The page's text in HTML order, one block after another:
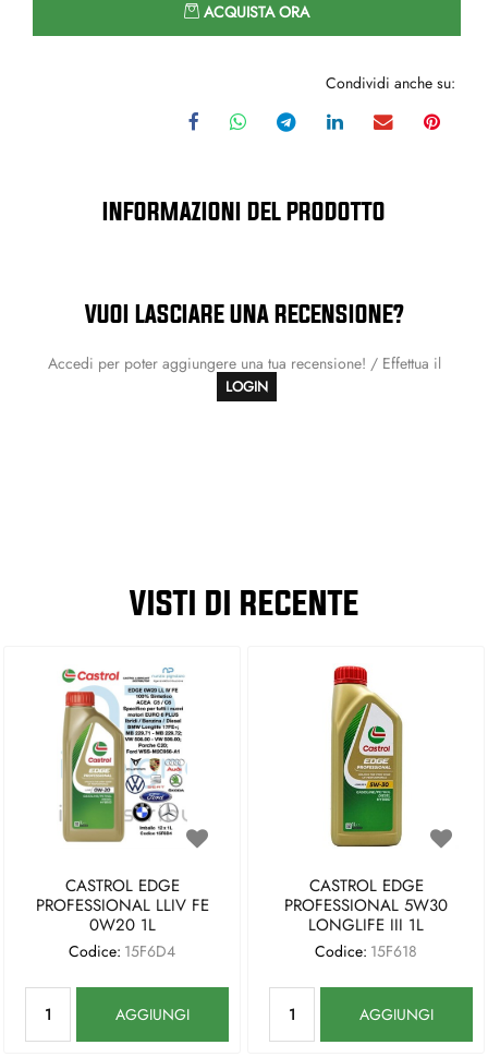
ACQUISTA ORA
Condividi anche su:
INFORMAZIONI DEL PRODOTTO
VUOI LASCIARE UNA RECENSIONE?
Accedi per poter aggiungere una tua recensione! / Effettua il
LOGIN
VISTI DI RECENTE
CASTROL EDGE
PROFESSIONAL LLIV FE
0W20 1L
Codice: 15F6D4
AGGIUNGI
CASTROL EDGE
PROFESSIONAL 5W30
LONGLIFE III 1L
Codice: 15F618
AGGIUNGI